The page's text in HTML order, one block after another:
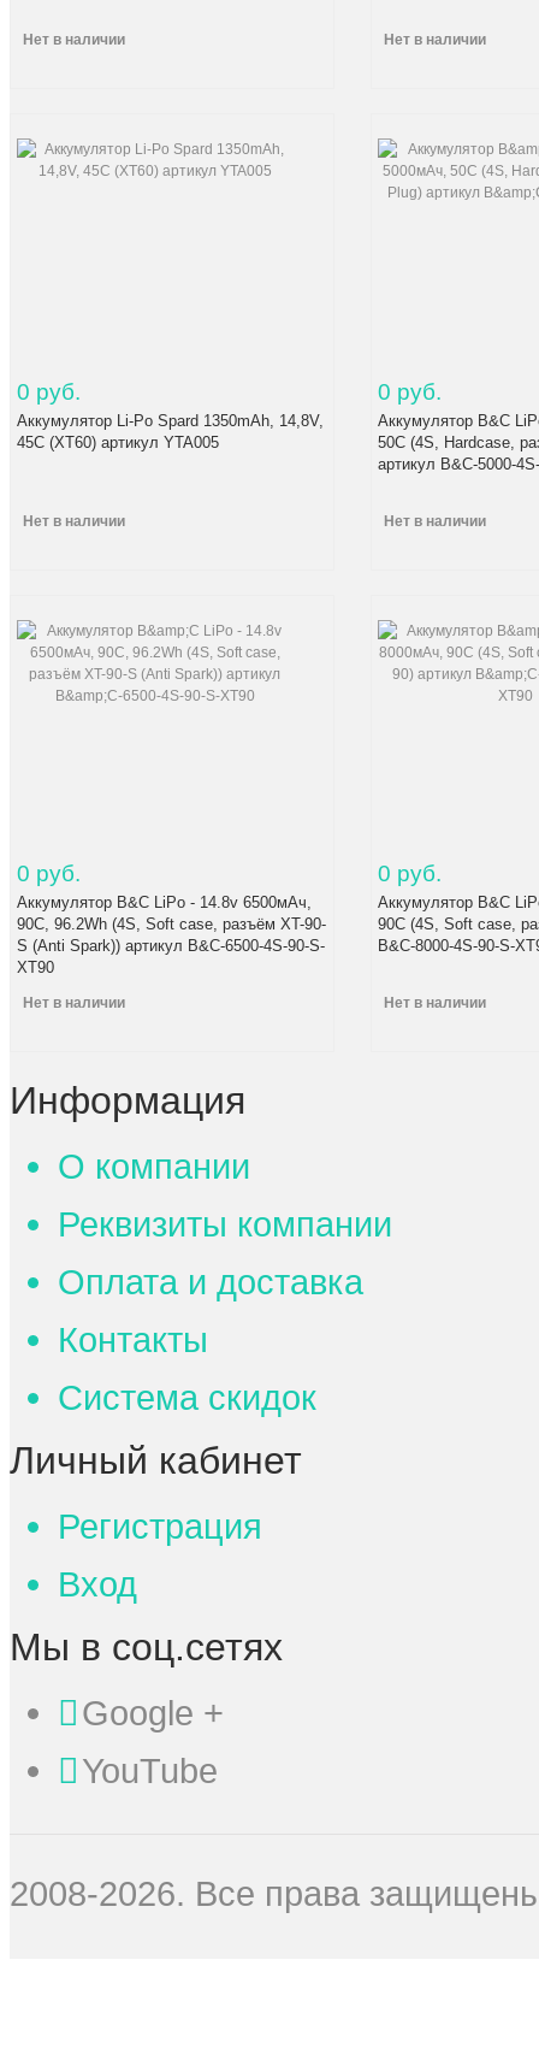
Нет в наличии Нет в наличии
0 руб.
Аккумулятор Li-Po Spard 1350mAh, 14,8V,
45C (XT60) артикул YTA005
Нет в наличии
0 руб.
Аккумулятор B&C
50C (4S, Hardcase,
артикул B&C-5000-
Нет в наличии
0 руб.
Аккумулятор B&C LiPo - 14.8v 6500мАч,
90C, 96.2Wh (4S, Soft case, разъём XT-90-
S (Anti Spark)) артикул B&C-6500-4S-90-S-
XT90
Нет в наличии
0 руб.
Аккумулятор B&C
90C (4S, Soft case,
B&C-8000-4S-90-S-
Нет в наличии
Информация
О компании
Реквизиты компании
Оплата и доставка
Контакты
Система скидок
Личный кабинет
Регистрация
Вход
Мы в соц.сетях
Google +
YouTube
2008-2026. Все права